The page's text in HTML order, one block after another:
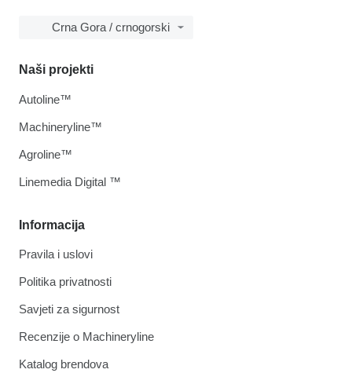
Crna Gora / crnogorski
Informacija
Pravila i uslovi
Politika privatnosti
Savjeti za sigurnost
Recenzije o Machineryline
Katalog brendova
Naši projekti
Autoline™
Machineryline™
Agroline™
Linemedia Digital ™